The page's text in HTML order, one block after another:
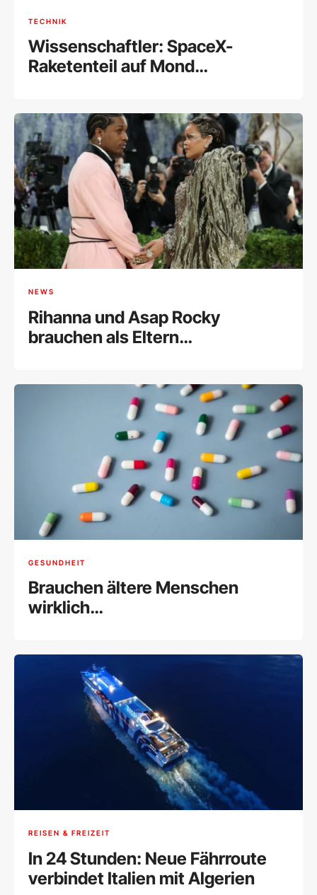
TECHNIK
Wissenschaftler: SpaceX-
Raketenteil auf Mond
NEWS
Rihanna und Asap Rocky
brauchen als Eltern
GESUNDHEIT
Brauchen ältere Menschen
wirklich
REISEN & FREIZEIT
In 24 Stunden: Neue Fährroute
verbindet Italien mit Algerien